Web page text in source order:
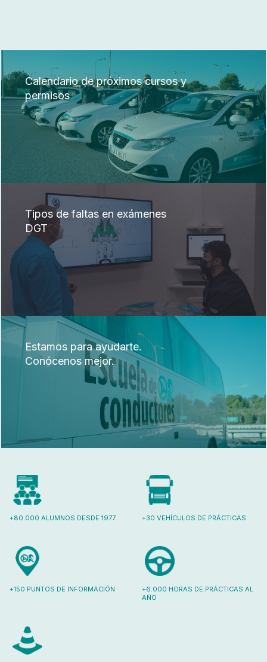
Calendario de próximos cursos y
permisos
Tipos de faltas en exámenes
DGT
Estamos para ayudarte.
Conócenos mejor.
+80.000 ALUMNOS DESDE 1977 +30 VEHÍCULOS DE PRÁCTICAS
+150 PUNTOS DE INFORMACIÓN
+6.000 HORAS DE PRÁCTICAS AL
AÑO